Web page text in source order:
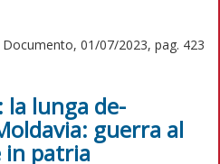
Documento, 01/07/2023, pag. 423
la lunga de-
guerra al
in patria